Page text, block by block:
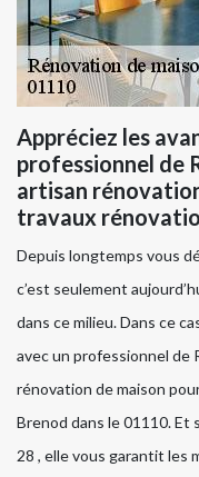
Appréciez les
professionnel de
artisan
travaux
Depuis longtemps vous
c’est seulement
dans ce milieu. Dans ce
avec un professionnel de
rénovation de maison
Brenod dans le 01110.
28 , elle vous garantit les